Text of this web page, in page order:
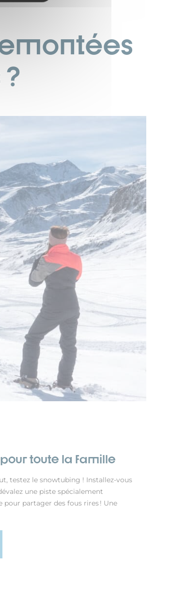
toute la famille
testez le snowtubing ! Installez-vous
une piste spécialement
pour partager des fous rires ! Une